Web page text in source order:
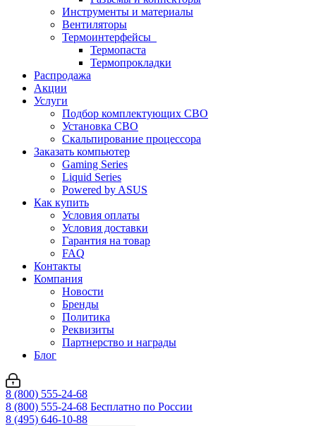
Инструменты и материалы
Вентиляторы
Термоинтерфейсы
Термопаста
Термопрокладки
Распродажа
Акции
Услуги
Подбор комплектующих СВО
Установка СВО
Скальпирование процессора
Заказать компьютер
Gaming Series
Liquid Series
Powered by ASUS
Как купить
Условия оплаты
Условия доставки
Гарантия на товар
FAQ
Контакты
Компания
Новости
Бренды
Политика
Реквизиты
Партнерство и награды
Блог
8 (800) 555-24-68
8 (800) 555-24-68 Бесплатно по России
8 (495) 646-10-88